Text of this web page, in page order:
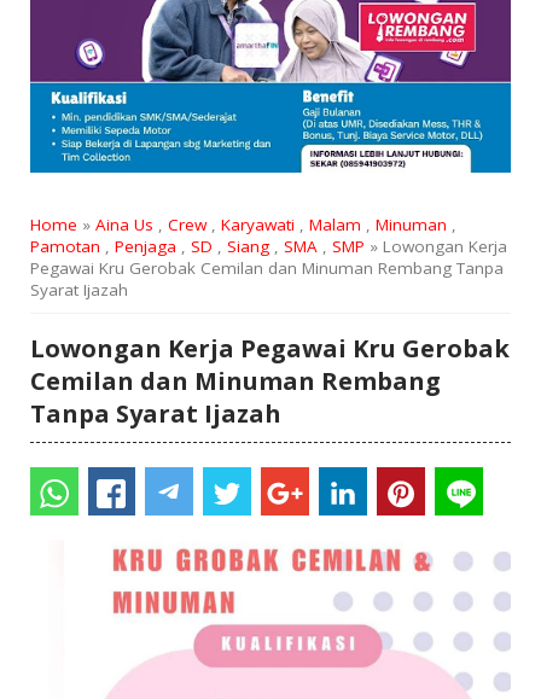
Home » Aina Us , Crew, Karyawati , Malam , Minuman ,
Pamotan , Penjaga , SD , Siang, SMA, SMP » Lowongan Kerja
Pegawai Kru Gerobak Cemilan dan Minuman Rembang Tanpa
Syarat Ijazah
Lowongan Kerja Pegawai Kru Gerobak
Cemilan dan Minuman Rembang
Tanpa Syarat Ijazah